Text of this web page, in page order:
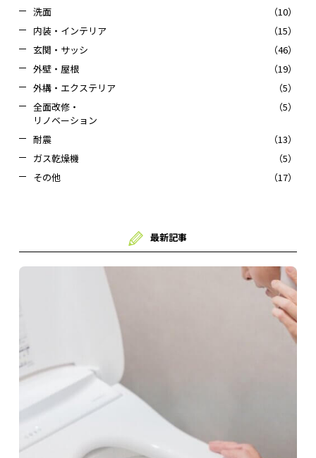
洗面
（10）
内装・インテリア
（15）
玄関・サッシ
（46）
外壁・屋根
（19）
外構・エクステリア
（5）
全面改修・
リノベーション
（5）
耐震
（13）
ガス乾燥機
（5）
その他
（17）
最新記事